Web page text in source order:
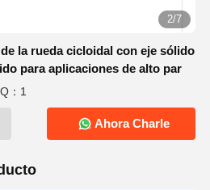
2/7
la rueda cicloidal con eje sólido
para aplicaciones de alto par
：1
Ahora Charle